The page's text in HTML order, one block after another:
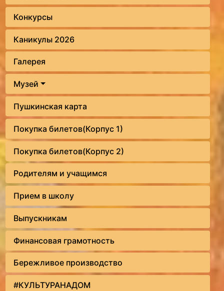
Конкурсы
Каникулы 2026
Галерея
Музей
Пушкинская карта
Покупка билетов(Корпус 1)
Покупка билетов(Корпус 2)
Родителям и учащимся
Прием в школу
Выпускникам
Финансовая грамотность
Бережливое производство
#КУЛЬТУРАНАДОМ